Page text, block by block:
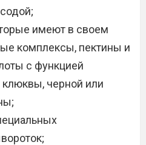
имеют в своем
комплексы, пектины и
с функцией
клюквы, черной или